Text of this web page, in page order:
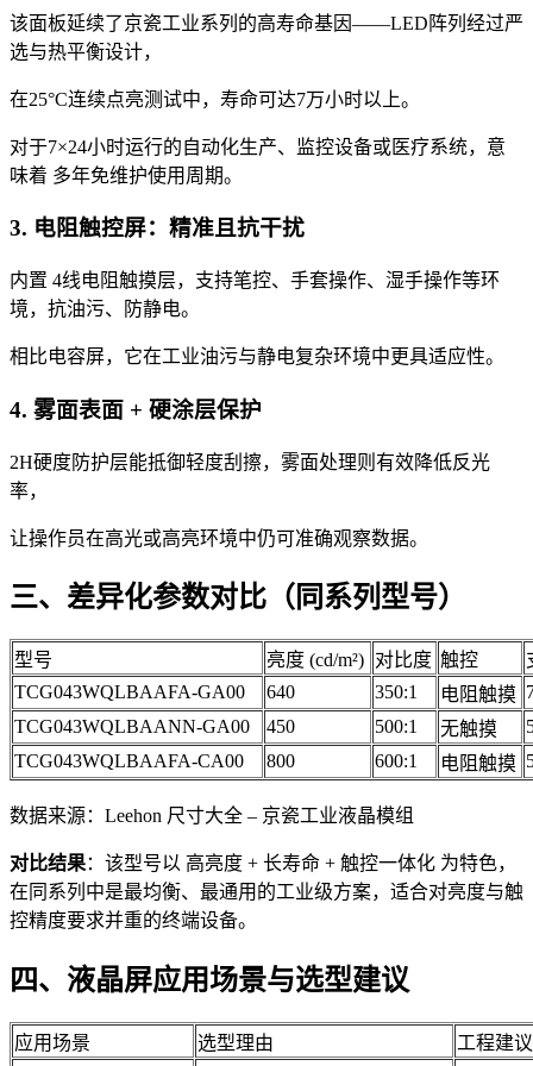
该面板延续了京瓷工业系列的高寿命基因——LED阵列经过严
选与热平衡设计，
在25°C连续点亮测试中，寿命可达7万小时以上。
对于7×24小时运行的自动化生产、监控设备或医疗系统，意
味着 多年免维护使用周期。
3. 电阻触控屏：精准且抗干扰
内置 4线电阻触摸层，支持笔控、手套操作、湿手操作等环
境，抗油污、防静电。
相比电容屏，它在工业油污与静电复杂环境中更具适应性。
4. 雾面表面 + 硬涂层保护
2H硬度防护层能抵御轻度刮擦，雾面处理则有效降低反光
率，
让操作员在高光或高亮环境中仍可准确观察数据。
三、差异化参数对比（同系列型号）
型号 亮度 (cd/m²) 对比度 触控
TCG043WQLBAAFA-GA00
640 350:1 电阻触摸
TCG043WQLBAANN-GA00
450 500:1 无触摸
TCG043WQLBAAFA-CA00
800 600:1 电阻触摸
数据来源：Leehon 尺寸大全 – 京瓷工业液晶模组
对比结果：该型号以 高亮度 + 长寿命 + 触控一体化 为特色，
在同系列中是最均衡、最通用的工业级方案，适合对亮度与触
控精度要求并重的终端设备。
四、液晶屏应用场景与选型建议
应用场景 选型理由
工程建议